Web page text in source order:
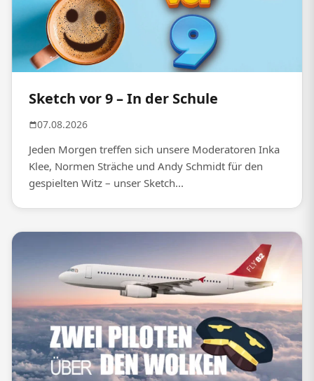
Sketch vor 9 – In der Schule
07.08.2026
Jeden Morgen treffen sich unsere Moderatoren Inka
Klee, Normen Sträche und Andy Schmidt für den
gespielten Witz – unser Sketch...